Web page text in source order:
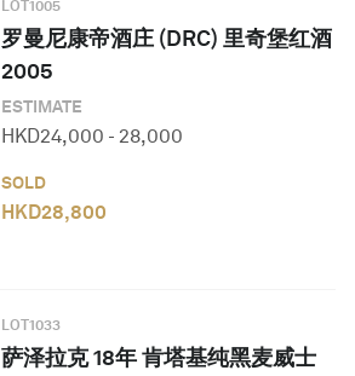
LOT1005
罗曼尼康帝酒庄 (DRC) 里奇堡红酒
2005
ESTIMATE
HKD24,000 - 28,000
SOLD
HKD28,800
LOT1033
萨泽拉克 18年 肯塔基纯黑麦威士